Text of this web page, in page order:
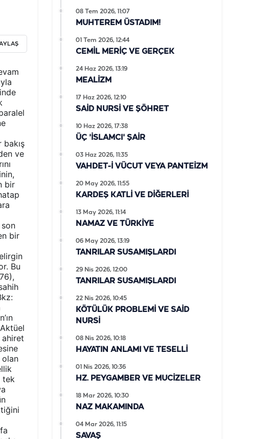
ve
bir
bir
Bu
ahiret
olan
tek
MUHTEREM ÜSTADIM!
08 Tem 2026, 11:07
CEMİL MERİÇ VE GERÇEK
01 Tem 2026, 12:44
MEALİZM
24 Haz 2026, 13:19
SAİD NURSİ VE ŞÖHRET
17 Haz 2026, 12:10
ÜÇ 'İSLAMCI' ŞAİR
10 Haz 2026, 17:38
VAHDET-İ VÜCUT VEYA PANTEİZM
03 Haz 2026, 11:35
KARDEŞ KATLİ VE DİĞERLERİ
20 May 2026, 11:55
NAMAZ VE TÜRKİYE
13 May 2026, 11:14
TANRILAR SUSAMIŞLARDI
06 May 2026, 13:19
TANRILAR SUSAMIŞLARDI
29 Nis 2026, 12:00
KÖTÜLÜK PROBLEMİ VE SAİD
NURSİ
22 Nis 2026, 10:45
HAYATIN ANLAMI VE TESELLİ
08 Nis 2026, 10:18
HZ. PEYGAMBER VE MUCİZELER
01 Nis 2026, 10:36
NAZ MAKAMINDA
18 Mar 2026, 10:30
SAVAŞ
04 Mar 2026, 11:15